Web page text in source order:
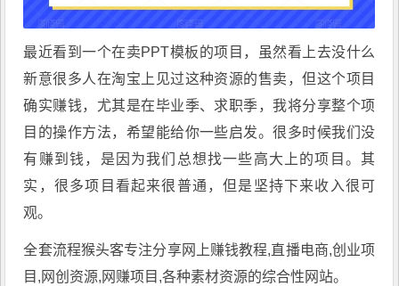
最近看到一个在卖PPT模板的项目，虽然看上去没什么
新意很多人在淘宝上见过这种资源的售卖，但这个项目
确实赚钱，尤其是在毕业季、求职季，我将分享整个项
目的操作方法，希望能给你一些启发。很多时候我们没
有赚到钱，是因为我们总想找一些高大上的项目。其
实，很多项目看起来很普通，但是坚持下来收入很可
观。
全套流程猴头客专注分享网上赚钱教程,直播电商,创业项
目,网创资源, 网赚项目 ,各种素材资源的综合性网站。